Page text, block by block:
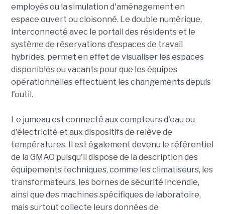
employés ou la simulation d'aménagement en
espace ouvert ou cloisonné. Le double numérique,
interconnecté avec le portail des résidents et le
système de réservations d'espaces de travail
hybrides, permet en effet de visualiser les espaces
disponibles ou vacants pour que les équipes
opérationnelles effectuent les changements depuis
l'outil.
Le jumeau est connecté aux compteurs d'eau ou
d'électricité et aux dispositifs de relève de
températures. Il est également devenu le référentiel
de la GMAO puisqu'il dispose de la description des
équipements techniques, comme les climatiseurs, les
transformateurs, les bornes de sécurité incendie,
ainsi que des machines spécifiques de laboratoire,
mais surtout collecte leurs données de